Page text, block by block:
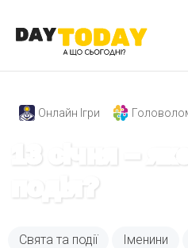
Онлайн Ігри
13 січня –
подія?
Свята та події Іменини